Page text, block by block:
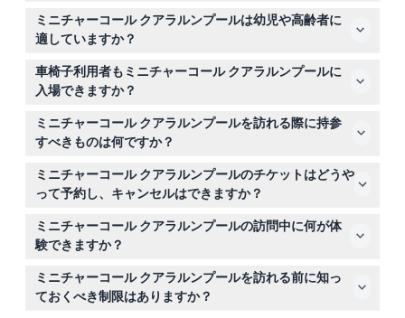
ミニチャーコール クアラルンプールは毎日午前10時から
午後10時まで営業しており、最終入場は午後8時ですが、
旧正月の最初の3日間は休業します（変更の可能性があり
ますので、予約時にご確認ください）。
ミニチャーコール クアラルンプールは幼児や高齢者に
適していますか？
はい、5歳以下の子供は無料で入場できますが、全料金支
払いの大人が同伴する必要があります。60歳以上の高齢
者は割引料金でご利用いただけます。
車椅子利用者もミニチャーコール クアラルンプールに
入場できますか？
もちろんです。ミニチャーコール クアラルンプールは車
椅子対応で、全料金支払いの大人の同伴がある場合、車椅
子利用者は無料で入場できます。
ミニチャーコール クアラルンプールを訪れる際に持参
すべきものは何ですか？
詳細なミニチュア展示を撮影するために、充電が十分なス
マホやカメラをお持ちください。
ミニチャーコール クアラルンプールのチケットはどうや
って予約し、キャンセルはできますか？
チケットはこのウェブサイトでオンライン予約可能です
が、予約はすべて払い戻し不可かつキャンセル不可となっ
ておりますのでご注意ください。
ミニチャーコール クアラルンプールの訪問中に何が体
験できますか？
マレーシアの文化遺産を展示する詳細なミニチュア彫刻や
インタラクティブな展示があり、見どころが多く、細かな
部分までじっくり楽しめます。
ミニチャーコール クアラルンプールを訪れる前に知っ
ておくべき制限はありますか？